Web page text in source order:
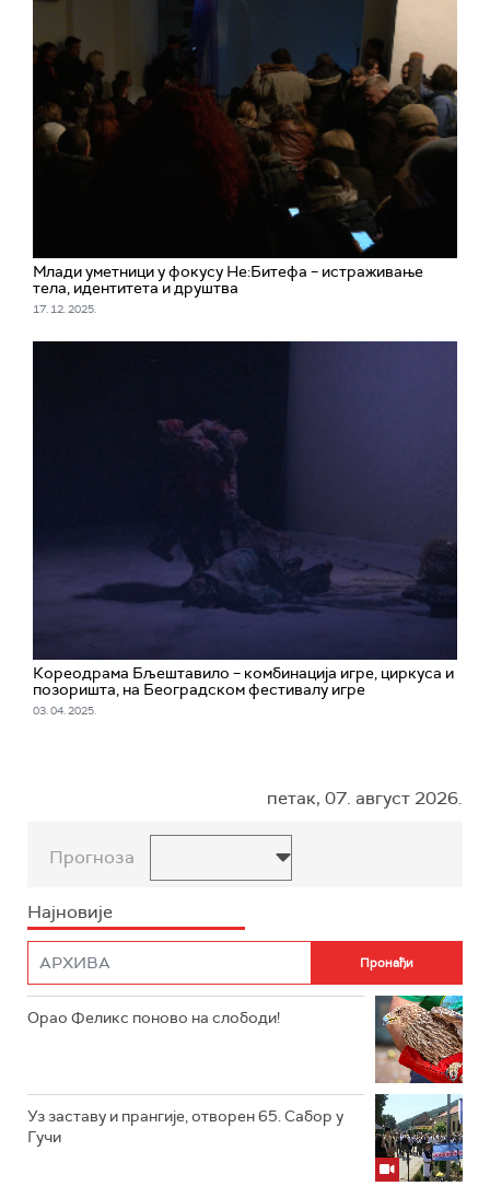
Млади уметници у фокусу Не:Битефа – истраживање
тела, идентитета и друштва
17. 12. 2025.
Кореодрама Бљештавило – комбинација игре, циркуса и
позоришта, на Београдском фестивалу игре
03. 04. 2025.
петак, 07. август 2026.
Прогноза
Најновије
Орао Феликс поново на слободи!
Уз заставу и прангије, отворен 65. Сабор у
Гучи